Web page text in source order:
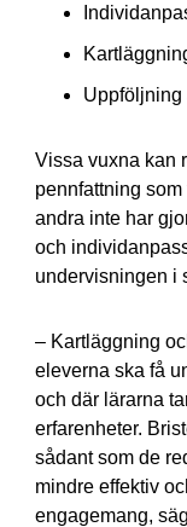
Uppföljning
Vissa vuxna kan
pennfattning
andra inte har
och
undervisningen i
– Kartläggning
eleverna ska få
och där lärarna
erfarenheter.
sådant som de
mindre effektiv
engagemang,